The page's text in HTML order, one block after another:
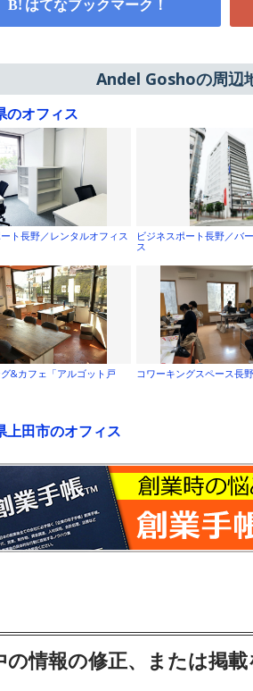
はてなブックマーク！
Andel Goshoの周辺
のオフィス
ト長野／レンタルオフィス
ビジネスポート長野／バ
ス
&カフェ「アルゴット戸
コワーキングスペース長野
上田市のオフィス
の情報の修正、または掲